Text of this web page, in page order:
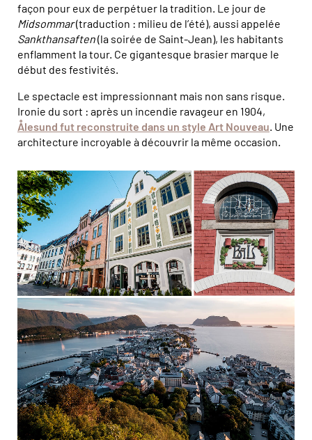
façon pour eux de perpétuer la tradition. Le jour de
Midsommar(traduction : milieu de l’été), aussi appelée
Sankthansaften(la soirée de Saint-Jean), les habitants
enflamment la tour. Ce gigantesque brasier marque le
début des festivités.
Le spectacle est impressionnant mais non sans risque.
Ironie du sort : après un incendie ravageur en 1904,
Ålesund fut reconstruite dans un style Art Nouveau. Une
architecture incroyable à découvrir la même occasion.